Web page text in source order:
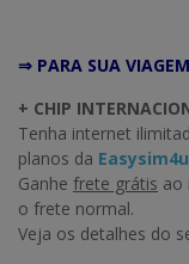
⇒ PARA SUA
+ CHIP
Tenha internet
planos da Easysim4u
Ganhe frete grátis ao
o frete normal.
Veja os detalhes do